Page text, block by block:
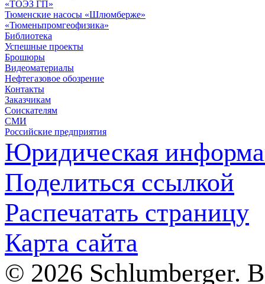
«ТОЭЗ ГП»
Тюменские насосы «Шлюмберже»
«Тюменьпромгеофизика»
Библиотека
Успешные проекты
Брошюры
Видеоматериалы
Нефтегазовое обозрение
Контакты
Заказчикам
Соискателям
СМИ
Российские предприятия
Юридическая
Поделиться ссылкой
Распечатать страницу
Карта сайта
© 2026 Schlumberger.